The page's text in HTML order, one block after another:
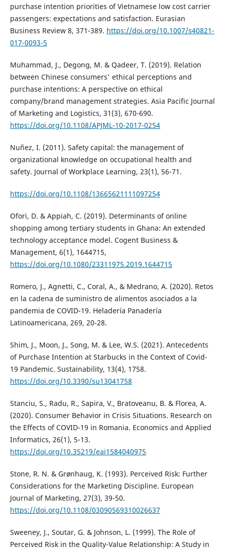
purchase intention priorities of Vietnamese low cost carrier
passengers: expectations and satisfaction. Eurasian
Business Review 8, 371-389. https://doi.org/10.1007/s40821-
017-0093-5
Muhammad, J., Degong, M. & Qadeer, T. (2019). Relation
between Chinese consumers' ethical perceptions and
purchase intentions: A perspective on ethical
company/brand management strategies. Asia Pacific Journal
of Marketing and Logistics, 31(3), 670-690.
https://doi.org/10.1108/APJML-10-2017-0254
Nuñez, I. (2011). Safety capital: the management of
organizational knowledge on occupational health and
safety. Journal of Workplace Learning, 23(1), 56-71.
https://doi.org/10.1108/13665621111097254
Ofori, D. & Appiah, C. (2019). Determinants of online
shopping among tertiary students in Ghana: An extended
technology acceptance model. Cogent Business &
Management, 6(1), 1644715,
https://doi.org/10.1080/23311975.2019.1644715
Romero, J., Agnetti, C., Coral, A., & Medrano, A. (2020). Retos
en la cadena de suministro de alimentos asociados a la
pandemia de COVID-19. Heladería Panadería
Latinoamericana, 269, 20-28.
Shim, J., Moon, J., Song, M. & Lee, W.S. (2021). Antecedents
of Purchase Intention at Starbucks in the Context of Covid-
19 Pandemic. Sustainability, 13(4), 1758.
https://doi.org/10.3390/su13041758
Stanciu, S., Radu, R., Sapira, V., Bratoveanu, B. & Florea, A.
(2020). Consumer Behavior in Crisis Situations. Research on
the Effects of COVID-19 in Romania. Economics and Applied
Informatics, 26(1), 5-13.
https://doi.org/10.35219/eai1584040975
Stone, R. N. & Grønhaug, K. (1993). Perceived Risk: Further
Considerations for the Marketing Discipline. European
Journal of Marketing, 27(3), 39-50.
https://doi.org/10.1108/03090569310026637
Sweeney, J., Soutar, G. & Johnson, L. (1999). The Role of
Perceived Risk in the Quality-Value Relationship: A Study in